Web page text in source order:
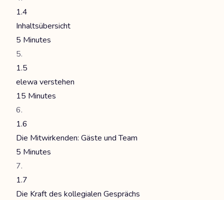
1.4
Inhaltsübersicht
5 Minutes
1.5
elewa verstehen
15 Minutes
1.6
Die Mitwirkenden: Gäste und Team
5 Minutes
1.7
Die Kraft des kollegialen Gesprächs